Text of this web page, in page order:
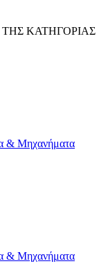
ΚΑΤΗΓΟΡΙΑΣ
& Μηχανήματα
& Μηχανήματα